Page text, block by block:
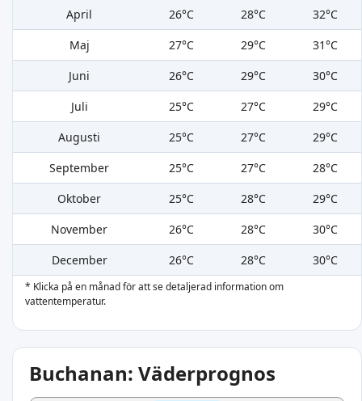
April
26°C 28°C
32°C
Maj
27°C 29°C
31°C
Juni
26°C 29°C
30°C
Juli
25°C 27°C
29°C
Augusti
25°C 27°C
29°C
September
25°C 27°C
28°C
Oktober
25°C 28°C
29°C
November
26°C 28°C
30°C
December
26°C 28°C 30°C
* Klicka på en månad för att se detaljerad information om
vattentemperatur.
Buchanan: Väderprognos